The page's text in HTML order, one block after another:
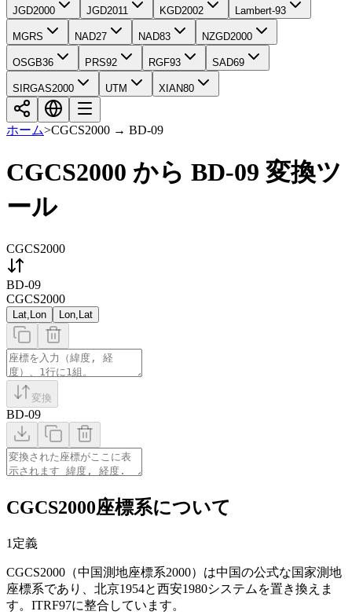
JGD2000 JGD2011 KGD2002 Lambert-93
MGRS NAD27 NAD83 NZGD2000
OSGB36 PRS92 RGF93 SAD69
SIRGAS2000 UTM XIAN80
ホーム>CGCS2000 → BD-09
CGCS2000 から BD-09 変換ツ
ール
CGCS2000
BD-09
CGCS2000
Lat,Lon Lon,Lat
変換
BD-09
CGCS2000座標系について
1 定義
CGCS2000（中国測地座標系2000）は中国の公式な国家測地
座標系であり、北京1954と西安1980システムを置き換えま
す。ITRF97に整合しています。